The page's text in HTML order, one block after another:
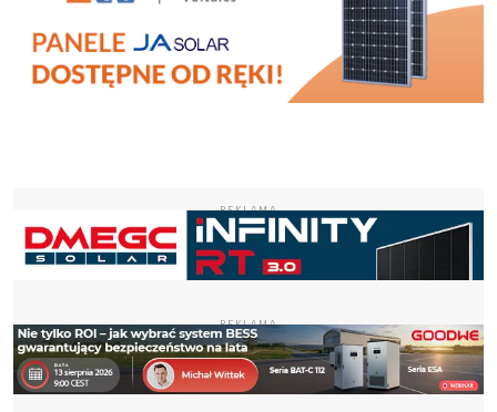
REKLAMA
REKLAMA